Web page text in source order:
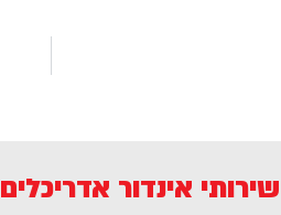
שירותי אינדור אדריכלים